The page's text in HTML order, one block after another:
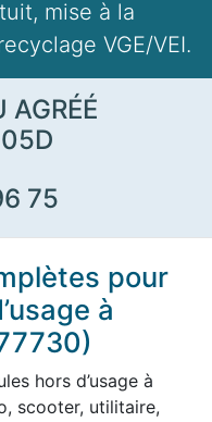
mise à la
VGE/VEI.
AGRÉÉ
75
pour
à
hors d’usage à
scooter, utilitaire,